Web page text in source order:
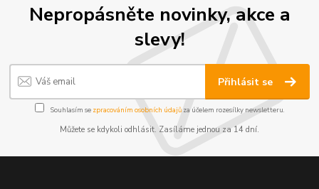
Nepropásněte novinky, akce a
slevy!
Přihlásit se
Souhlasím se zpracováním osobních údajůza účelem rozesílky newsletteru.
Můžete se kdykoli odhlásit. Zasíláme jednou za 14 dní.